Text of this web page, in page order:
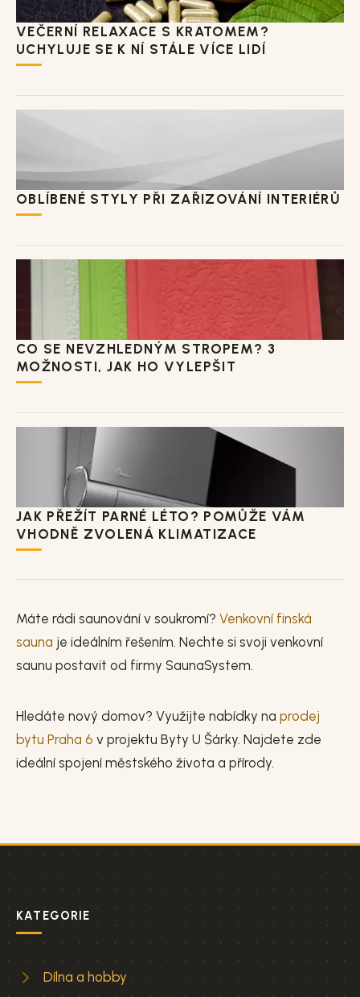
VEČERNÍ RELAXACE S KRATOMEM?
UCHYLUJE SE K NÍ STÁLE VÍCE LIDÍ
OBLÍBENÉ STYLY PŘI ZAŘIZOVÁNÍ INTERIÉRŮ
CO SE NEVZHLEDNÝM STROPEM? 3
MOŽNOSTI, JAK HO VYLEPŠIT
JAK PŘEŽÍT PARNÉ LÉTO? POMŮŽE VÁM
VHODNĚ ZVOLENÁ KLIMATIZACE
Máte rádi saunování v soukromí? Venkovní finská
sauna je ideálním řešením. Nechte si svoji venkovní
saunu postavit od firmy SaunaSystem.
Hledáte nový domov? Využijte nabídky na prodej
bytu Praha 6 v projektu Byty U Šárky. Najdete zde
ideální spojení městského života a přírody.
KATEGORIE
Dílna a hobby